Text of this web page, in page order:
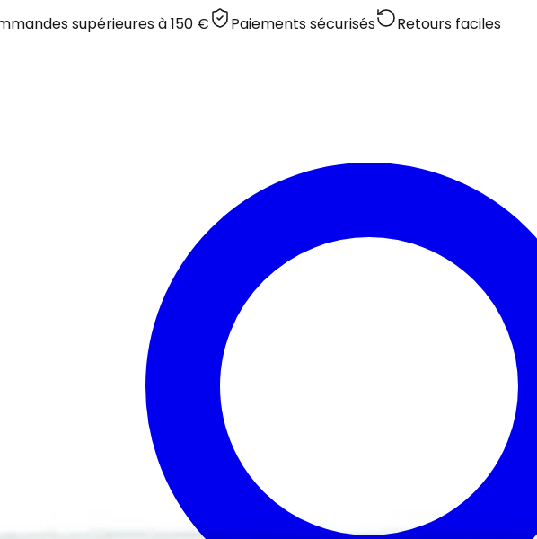
supérieures à 150 € Paiements sécurisés Retours faciles